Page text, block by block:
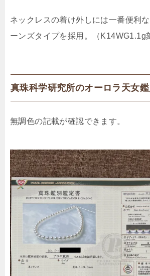
ネックレスの着け外しには一番便利
ーンズタイプを採用。（K14WG1.1g
真珠科学研究所のオーロラ天女鑑
無調色の記載が確認できます。